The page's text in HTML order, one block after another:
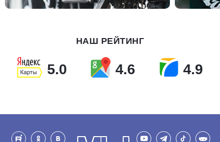
НАШ РЕЙТИНГ
5.0 4.6 4.9